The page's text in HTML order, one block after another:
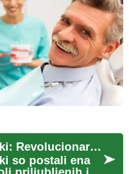
Zobni vsadki: Revolucionarna rešitev za nadomestitev manjkajočih zob
so postali ena